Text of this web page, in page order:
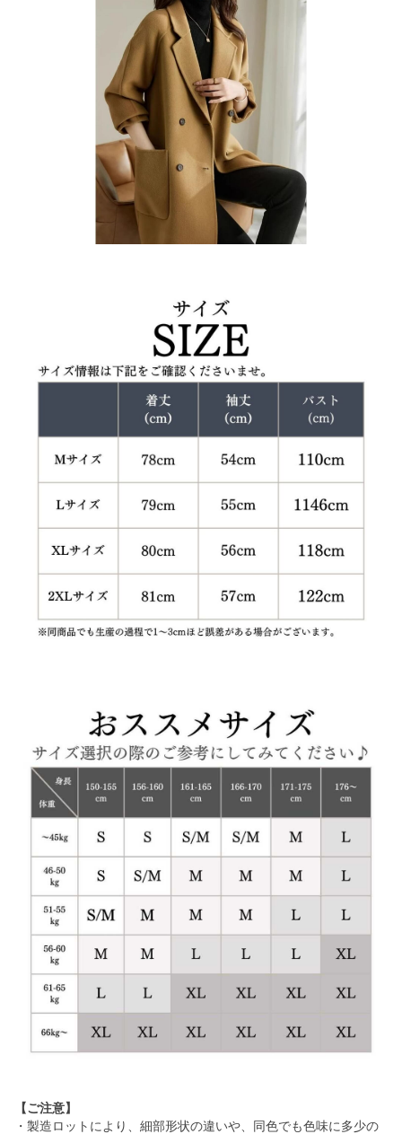
【ご注意】
・製造ロットにより、細部形状の違いや、同色でも色味に多少の